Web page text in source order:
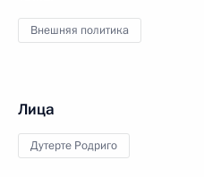
Внешняя политика
Лица
Дутерте Родриго